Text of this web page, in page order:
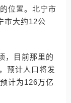
位置。北宁市
市大约12公
，目前那里的
预计人口将发
计为126万亿